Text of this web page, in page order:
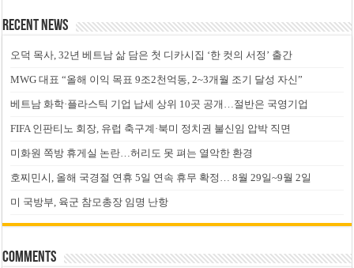
Recent News
오덕 목사, 32년 베트남 삶 담은 첫 디카시집 ‘한 컷의 서정’ 출간
MWG 대표 “올해 이익 목표 9조2천억동, 2~3개월 조기 달성 자신”
베트남 화학·플라스틱 기업 납세 상위 10곳 공개…절반은 국영기업
FIFA 인판티노 회장, 유럽 축구계·북미 정치권 불신임 압박 직면
미화원 쪽방 휴게실 논란…허리도 못 펴는 열악한 환경
호찌민시, 올해 국경절 연휴 5일 연속 휴무 확정… 8월 29일~9월 2일
미 국방부, 육군 참모총장 임명 난항
Comments